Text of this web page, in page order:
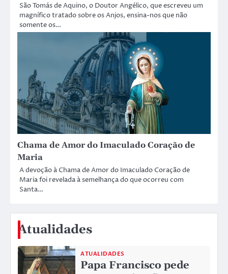
São Tomás de Aquino, o Doutor Angélico, que escreveu um
magnífico tratado sobre os Anjos, ensina-nos que não
somente os…
Chama de Amor do Imaculado Coração de
Maria
A devoção à Chama de Amor do Imaculado Coração de
Maria foi revelada à semelhança do que ocorreu com
Santa…
Atualidades
ATUALIDADES
Papa Francisco pede